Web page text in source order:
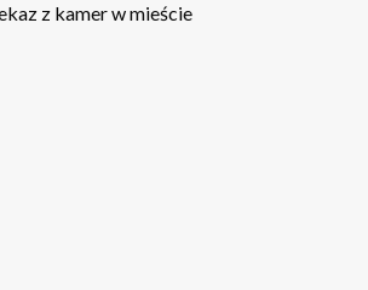
z kamer w mieście